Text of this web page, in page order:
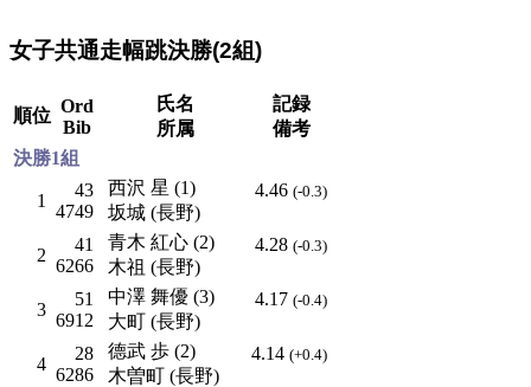
女子共通走幅跳決勝(2組)
順位 Ord
Bib
氏名
所属
記録
備考
決勝1組
1
43
4749
西沢 星 (1)
坂城 (長野)
4.46 (-0.3)
2
41
6266
青木 紅心 (2)
木祖 (長野)
4.28 (-0.3)
3
51
6912
中澤 舞優 (3)
大町 (長野)
4.17 (-0.4)
4
28
6286
德武 歩 (2)
木曽町 (長野)
4.14 (+0.4)